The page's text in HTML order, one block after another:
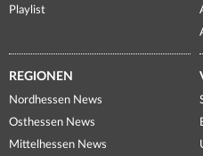
Playlist
REGIONEN
Nordhessen News
Osthessen News
Mittelhessen News